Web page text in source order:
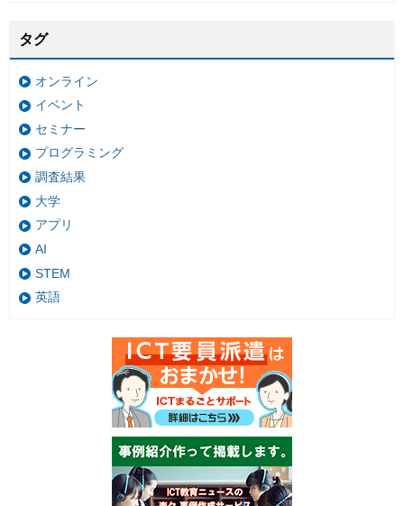
タグ
オンライン
イベント
セミナー
プログラミング
調査結果
大学
アプリ
AI
STEM
英語